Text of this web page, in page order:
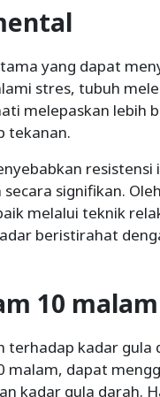
yang dapat
stres, tubuh
melepaskan lebih
tekanan.
resistensi
signifikan.
melalui teknik
beristirahat
10 malam
kadar gula
dapat
kadar gula darah.